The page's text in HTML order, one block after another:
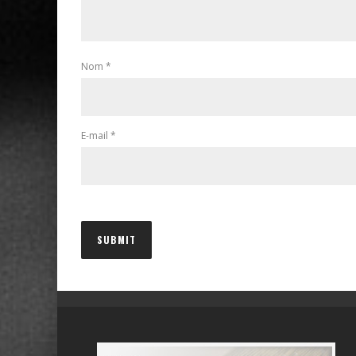
Nom *
E-mail *